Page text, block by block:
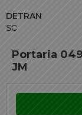
DETRAN
SC
Portaria
JM